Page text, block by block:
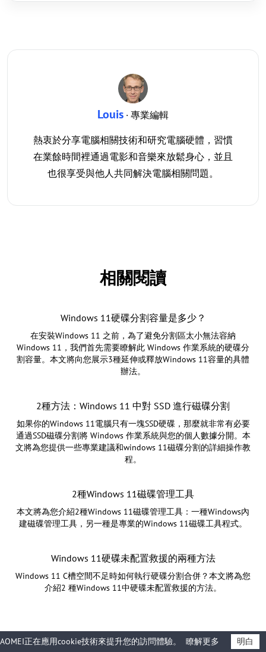
Louis · 專業編輯
熱衷於分享電腦相關技術和研究電腦硬體，習慣
在業餘時間裡通過電影和音樂來放鬆身心，並且
也很享受與他人共同解決電腦相關問題。
相關閱讀
Windows 11硬碟分割容量是多少？
在安裝Windows 11 之前，為了避免分割區太小無法容納
Windows 11，我們首先需要瞭解此 Windows 作業系統的硬碟分
割容量。本文將向您展示3種延伸或釋放Windows 11容量的具體
辦法。
2種方法：Windows 11 中對 SSD 進行磁碟分割
如果你的Windows 11電腦只有一塊SSD硬碟，那麼就非常有必要
通過SSD磁碟分割將 Windows 作業系統與您的個人數據分開。本
文將為您提供一些專業建議和windows 11磁碟分割的詳細操作教
程。
2種Windows 11磁碟管理工具
本文將為您介紹2種Windows 11磁碟管理工具：一種Windows內
建磁碟管理工具，另一種是專業的Windows 11磁碟工具程式。
Windows 11硬碟未配置救援的兩種方法
Windows 11 C槽空間不足時如何執行硬碟分割合併？本文將為您
介紹2 種Windows 11中硬碟未配置救援的方法。
AOMEI正在應用cookie技術來提升您的訪問體驗。 瞭解更多 明白